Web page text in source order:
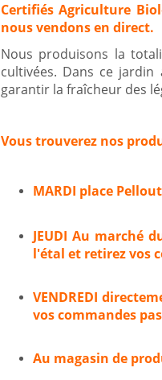
Certifiés Agriculture
nous vendons en direct.
Nous produisons la
cultivées. Dans ce
garantir la fraîcheur des
Vous trouverez nos
MARDI place
JEUDI Au marché
l'étal et retirez vos
VENDREDI
vos commandes
Au magasin de